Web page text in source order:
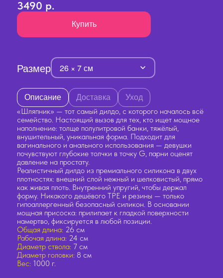
3490 р.
Купить
Описание Доставка Уход
«Шляпник» — тот самый дилдо, с которого началось всё
семейство. Настоящий вызов для тех, кто ищет мощное
наполнение: толще полулитровой банки, тяжёлый,
внушительный, уникальная форма. Подходит для
вагинального и анального использования — девушки
почувствуют глубокие толчки в точку G, парни оценят
давление на простату.
Реалистичный дилдо из премиального силикона в двух
плотностях: внешний слой нежный и шелковистый, прямо
как живая плоть. Внутренний упругий, чтобы держал
форму. Никакого дешёвого TPE и резины — только
гипоаллергенный безопасный силикон. В основании
мощная присоска: прилипает к гладкой поверхности
намертво, фиксируется в любой позиции.
Общая длина: 26 см
Рабочая длина: 24 см
Диаметр ствола: 7 см
Диаметр головки: 8 см
Вес: 1000 г.
Размер 26 × 7 см